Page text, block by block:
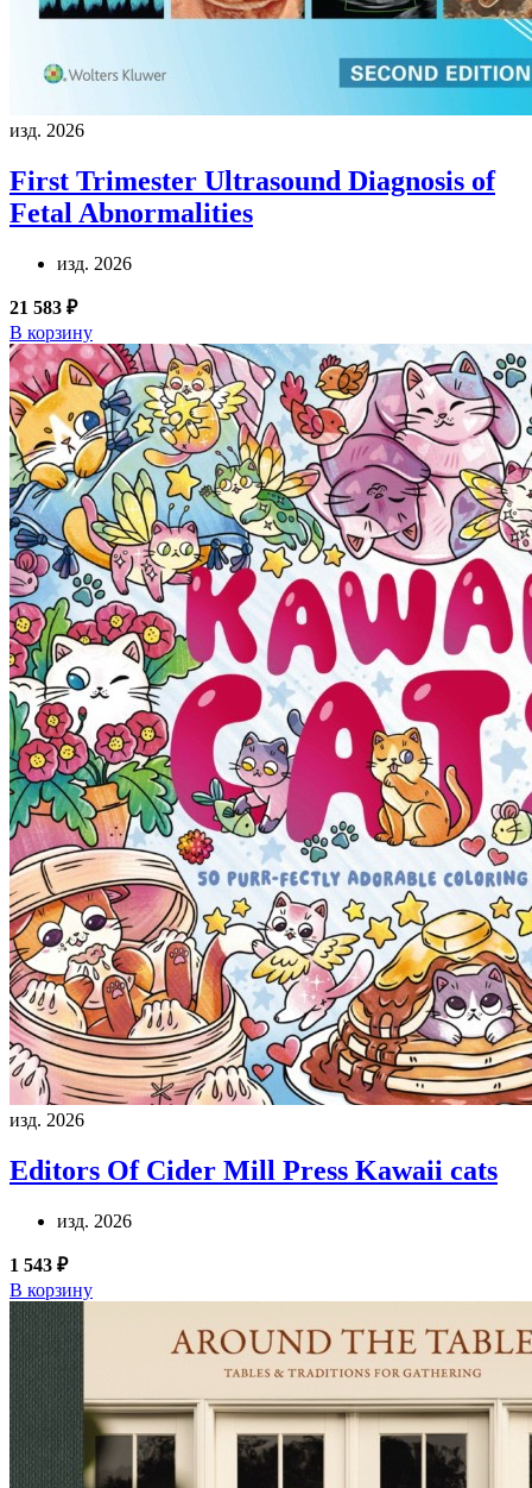
изд. 2026
First Trimester Ultrasound Diagnosis of
Fetal Abnormalities
изд. 2026
21 583 ₽
В корзину
изд. 2026
Editors Of Cider Mill Press Kawaii cats
изд. 2026
1 543 ₽
В корзину